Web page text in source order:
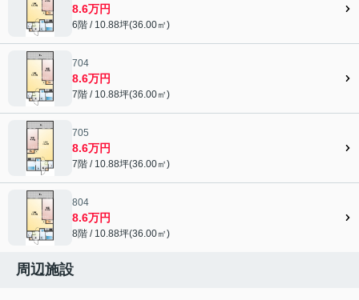
8.6万円
6階 / 10.88坪(36.00㎡)
704
8.6万円
7階 / 10.88坪(36.00㎡)
705
8.6万円
7階 / 10.88坪(36.00㎡)
804
8.6万円
8階 / 10.88坪(36.00㎡)
周辺施設